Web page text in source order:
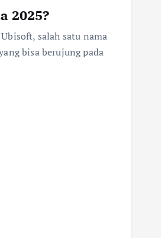
2025?
salah satu nama
bisa berujung pada